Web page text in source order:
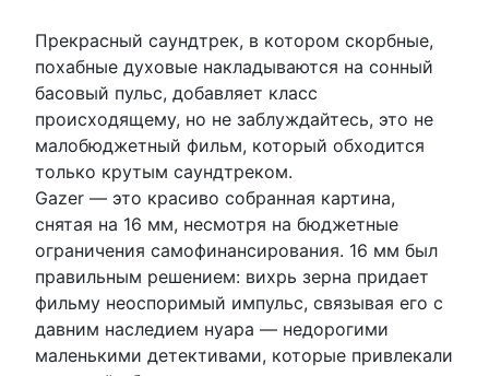
Прекрасный саундтрек, в котором скорбные,
похабные духовые накладываются на сонный
басовый пульс, добавляет класс
происходящему, но не заблуждайтесь, это не
малобюджетный фильм, который обходится
только крутым саундтреком.
Gazer — это красиво собранная картина,
снятая на 16 мм, несмотря на бюджетные
ограничения самофинансирования. 16 мм был
правильным решением: вихрь зерна придает
фильму неоспоримый импульс, связывая его с
давним наследием нуара — недорогими
маленькими детективами, которые привлекали